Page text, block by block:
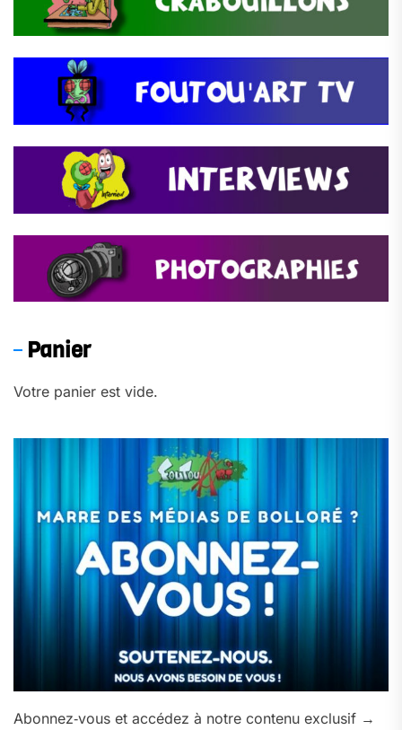
Panier
Votre panier est vide.
Abonnez‑vous et accédez à notre contenu exclusif →